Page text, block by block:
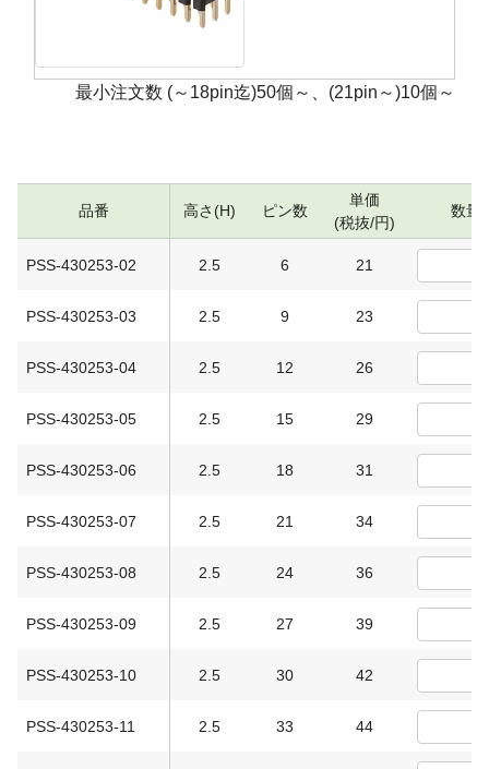
最小注文数 (～18pin迄)50個～、(21pin～)10個～
品番 高さ(H) ピン数
単価
(税抜/円)
数量
PSS-430253-02 2.5 6 21
PSS-430253-03 2.5 9 23
PSS-430253-04 2.5 12 26
PSS-430253-05 2.5 15 29
PSS-430253-06 2.5 18 31
PSS-430253-07 2.5 21 34
PSS-430253-08 2.5 24 36
PSS-430253-09 2.5 27 39
PSS-430253-10 2.5 30 42
PSS-430253-11 2.5 33 44